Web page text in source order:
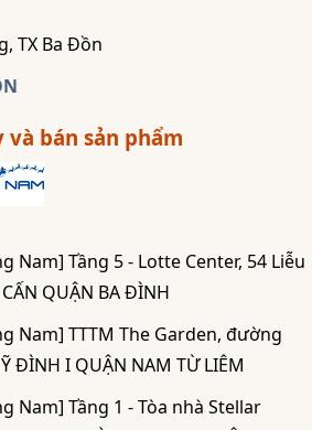
TX Ba Đồn
bán sản phẩm
Nam] Tầng 5 - Lotte Center, 54 Liễu
QUẬN BA ĐÌNH
Nam] TTTM The Garden, đường
ĐÌNH I QUẬN NAM TỪ LIÊM
Nam] Tầng 1 - Tòa nhà Stellar